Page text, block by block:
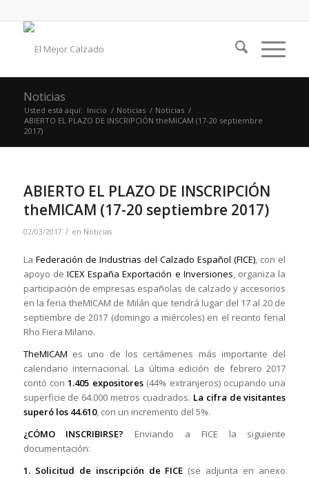
Noticias
Usted está aquí: Inicio / Noticias / Noticias /
ABIERTO EL PLAZO DE INSCRIPCIÓN theMICAM (17-20 septiembre
2017)
ABIERTO EL PLAZO DE INSCRIPCIÓN
theMICAM (17-20 septiembre 2017)
02/03/2017 / en Noticias
La Federación de Industrias del Calzado Español (FICE), con el
apoyo deICEX España Exportación e Inversiones, organiza la
participación de empresas españolas de calzado y accesorios
en la feria theMICAM de Milán que tendrá lugar del 17 al 20 de
septiembre de 2017 (domingo a miércoles) en el recinto ferial
Rho Fiera Milano.
TheMICAM es uno de los certámenes más importante del
calendario internacional. La última edición de febrero 2017
contó con1.405 expositores(44% extranjeros) ocupando una
superficie de 64.000 metros cuadrados. La cifra de visitantes
superó los 44.610, con un incremento del 5%.
¿CÓMO INSCRIBIRSE? Enviando a FICE la siguiente
documentación:
1. Solicitud de inscripción de FICE (se adjunta en anexo